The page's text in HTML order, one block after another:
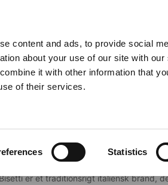
content and ads, to provide social
about your use of our site with
it with other information that
of their services.
Statistics
& Pander Grill
er et traditionsrigt italiensk brand,